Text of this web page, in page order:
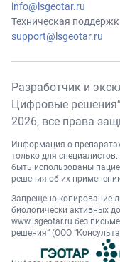
info@lsgeotar.ru
Техническая
support@lsgeotar.ru
Разработчик и
Цифровые
2026, все права
Информация о
только для
быть использованы
решения об их
Запрещено копирование
биологически активных
www.lsgeotar.ru без
решения” (ООО